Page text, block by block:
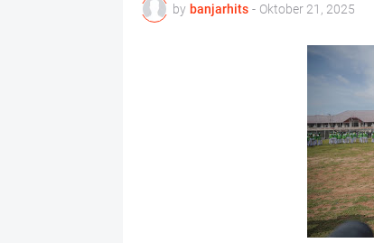
by banjarhits - Oktober 21, 2025